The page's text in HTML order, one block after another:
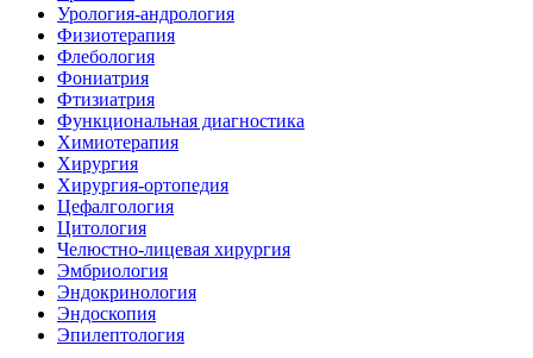
Урология-андрология
Физиотерапия
Флебология
Фониатрия
Фтизиатрия
Функциональная диагностика
Химиотерапия
Хирургия
Хирургия-ортопедия
Цефалгология
Цитология
Челюстно-лицевая хирургия
Эмбриология
Эндокринология
Эндоскопия
Эпилептология